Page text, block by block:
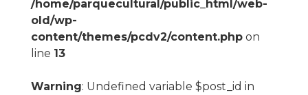
/home/parquecultural/public_html/web-
old/wp-
content/themes/pcdv2/content.phpon
line 13
Warning: Undefined variable $post_id in